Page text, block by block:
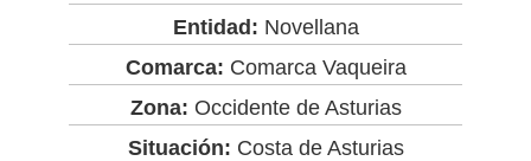
Entidad: Novellana
Comarca: Comarca Vaqueira
Zona: Occidente de Asturias
Situación: Costa de Asturias